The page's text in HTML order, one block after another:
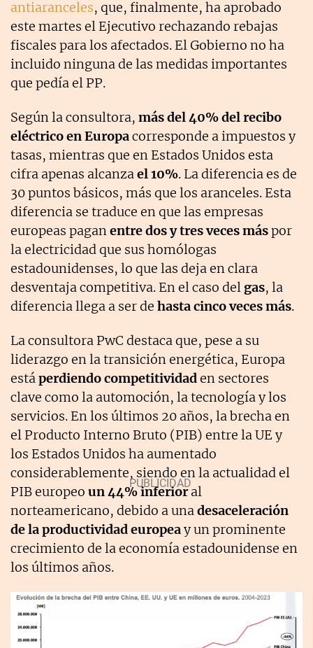
antiaranceles, que, finalmente, ha aprobado
este martes el Ejecutivo rechazando rebajas
fiscales para los afectados. El Gobierno no ha
incluido ninguna de las medidas importantes
que pedía el PP.
Según la consultora, más del 40% del recibo
eléctrico en Europacorresponde a impuestos y
tasas, mientras que en Estados Unidos esta
cifra apenas alcanzael 10%. La diferencia es de
30 puntos básicos, más que los aranceles. Esta
diferencia se traduce en que las empresas
europeas paganentre dos y tres veces máspor
la electricidad que sus homólogas
estadounidenses, lo que las deja en clara
desventaja competitiva. En el caso del gas, la
diferencia llega a ser de hasta cinco veces más.
La consultora PwC destaca que, pese a su
liderazgo en la transición energética, Europa
estáperdiendo competitividaden sectores
clave como la automoción, la tecnología y los
servicios. En los últimos 20 años, la brecha en
el Producto Interno Bruto (PIB) entre la UE y
los Estados Unidos ha aumentado
considerablemente, siendo en la actualidad el
PIB europeo un 44% inferioral
norteamericano, debido a unadesaceleración
de la productividad europeay un prominente
crecimiento de la economía estadounidense en
los últimos años.